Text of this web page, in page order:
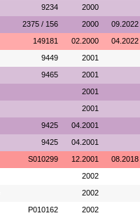
9234 2000
2375 / 156 2000 09.2022
149181 02.2000 04.2022
9449 2001
9465 2001
2001
2001
9425 04.2001
9425 04.2001
S010299 12.2001 08.2018
2002
2002
P010162 2002